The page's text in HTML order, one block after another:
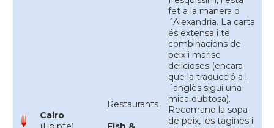
Cairo
Restaurants
fet a la manera d
´Alexandria. La carta
és extensa i té
combinacions de
peix i marisc
delicioses (encara
que la traducció a l
´anglès sigui una
mica dubtosa).
Recomano la sopa
de peix, les tagines i